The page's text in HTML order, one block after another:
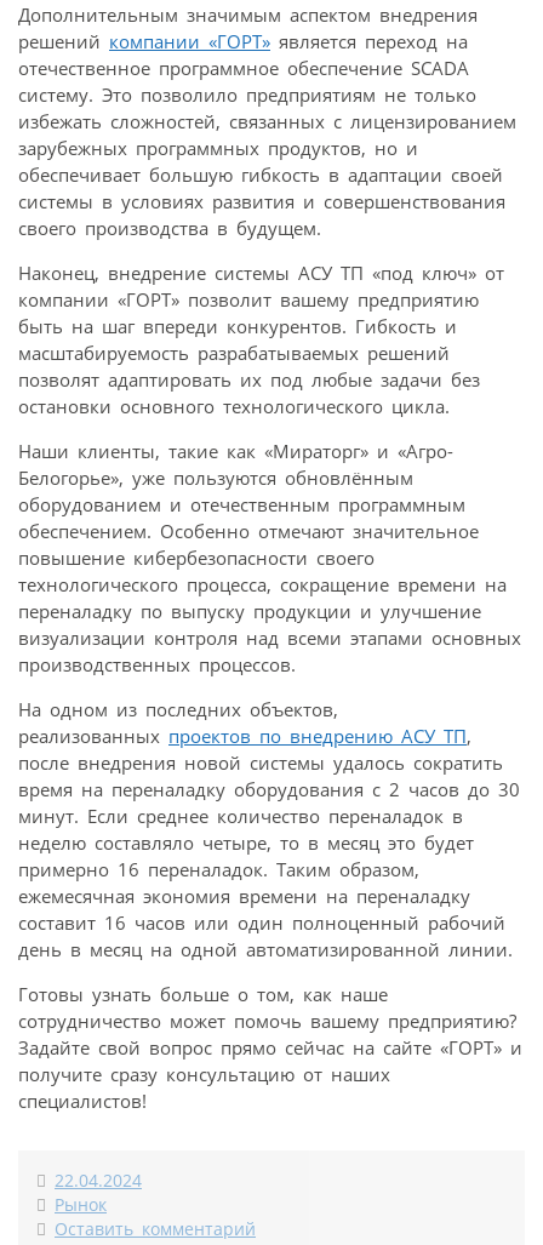
Дополнительным значимым аспектом внедрения
решений компании «ГОРТ» является переход на
отечественное программное обеспечение SCADA
систему. Это позволило предприятиям не только
избежать сложностей, связанных с лицензированием
зарубежных программных продуктов, но и
обеспечивает большую гибкость в адаптации своей
системы в условиях развития и совершенствования
своего производства в будущем.
Наконец, внедрение системы АСУ ТП «под ключ» от
компании «ГОРТ» позволит вашему предприятию
быть на шаг впереди конкурентов. Гибкость и
масштабируемость разрабатываемых решений
позволят адаптировать их под любые задачи без
остановки основного технологического цикла.
Наши клиенты, такие как «Мираторг» и «Агро-
Белогорье», уже пользуются обновлённым
оборудованием и отечественным программным
обеспечением. Особенно отмечают значительное
повышение кибербезопасности своего
технологического процесса, сокращение времени на
переналадку по выпуску продукции и улучшение
визуализации контроля над всеми этапами основных
производственных процессов.
На одном из последних объектов,
реализованных проектов по внедрению АСУ ТП,
после внедрения новой системы удалось сократить
время на переналадку оборудования с 2 часов до 30
минут. Если среднее количество переналадок в
неделю составляло четыре, то в месяц это будет
примерно 16 переналадок. Таким образом,
ежемесячная экономия времени на переналадку
составит 16 часов или один полноценный рабочий
день в месяц на одной автоматизированной линии.
Готовы узнать больше о том, как наше
сотрудничество может помочь вашему предприятию?
Задайте свой вопрос прямо сейчас на сайте «ГОРТ» и
получите сразу консультацию от наших
специалистов!
22.04.2024
Рынок
Оставить комментарий